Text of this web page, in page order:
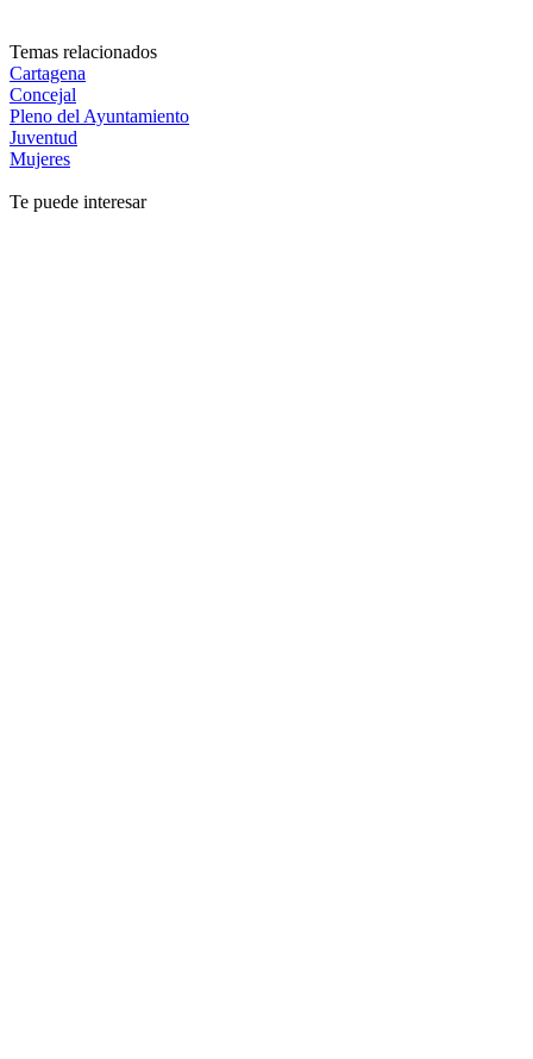
Temas relacionados
Cartagena
Concejal
Pleno del Ayuntamiento
Juventud
Mujeres
Te puede interesar